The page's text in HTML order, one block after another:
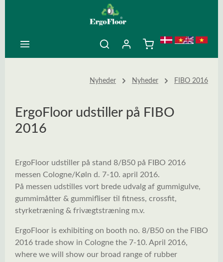
Nyheder Nyheder FIBO 2016
ErgoFloor udstiller på FIBO
2016
ErgoFloor udstiller på stand 8/B50 på FIBO 2016
messen Cologne/Køln d. 7-10. april 2016.
På messen udstilles vort brede udvalg af gummigulve,
gummimåtter & gummifliser til fitness, crossfit,
styrketræning & frivægtstræning m.v.
ErgoFloor is exhibiting on booth no. 8/B50 on the FIBO
2016 trade show in Cologne the 7-10. April 2016,
where we will show our broad range of rubber